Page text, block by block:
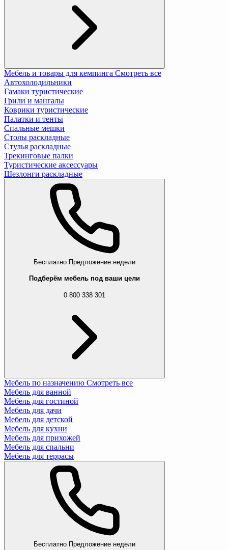
Мебель и товары для кемпинга Смотреть все
Автохолодильники
Гамаки туристические
Грили и мангалы
Коврики туристические
Палатки и тенты
Спальные мешки
Столы раскладные
Стулья раскладные
Трекинговые палки
Туристические аксессуары
Шезлонги раскладные
Бесплатно Предложение недели
Подберём мебель под ваши цели
0 800 338 301
Мебель по назначению Смотреть все
Мебель для ванной
Мебель для гостиной
Мебель для дачи
Мебель для детской
Мебель для кухни
Мебель для прихожей
Мебель для спальни
Мебель для террасы
Бесплатно Предложение недели